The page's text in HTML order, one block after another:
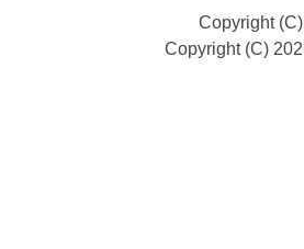
Copyright
Copyright (C)